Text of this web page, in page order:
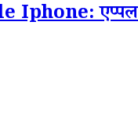
Iphone: एप्पल